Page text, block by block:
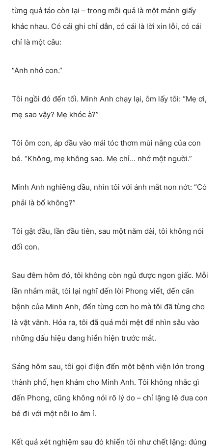
từng quả táo còn lại – trong mỗi quả là một mảnh giấy
khác nhau. Có cái ghi chỉ dẫn, có cái là lời xin lỗi, có cái
chỉ là một câu:
“Anh nhớ con.”
Tôi ngồi đó đến tối. Minh Anh chạy lại, ôm lấy tôi: “Mẹ ơi,
mẹ sao vậy? Mẹ khóc à?”
Tôi ôm con, áp đầu vào mái tóc thơm mùi nắng của con
bé. “Không, mẹ không sao. Mẹ chỉ… nhớ một người.”
Minh Anh nghiêng đầu, nhìn tôi với ánh mắt non nớt: “Có
phải là bố không?”
Tôi gật đầu, lần đầu tiên, sau một năm dài, tôi không nói
dối con.
Sau đêm hôm đó, tôi không còn ngủ được ngon giấc. Mỗi
lần nhắm mắt, tôi lại nghĩ đến lời Phong viết, đến căn
bệnh của Minh Anh, đến từng cơn ho mà tôi đã từng cho
là vặt vãnh. Hóa ra, tôi đã quá mỏi mệt để nhìn sâu vào
những dấu hiệu đang hiển hiện trước mắt.
Sáng hôm sau, tôi gọi điện đến một bệnh viện lớn trong
thành phố, hẹn khám cho Minh Anh. Tôi không nhắc gì
đến Phong, cũng không nói rõ lý do – chỉ lặng lẽ đưa con
bé đi với một nỗi lo âm ỉ.
Kết quả xét nghiệm sau đó khiến tôi như chết lặng: đúng